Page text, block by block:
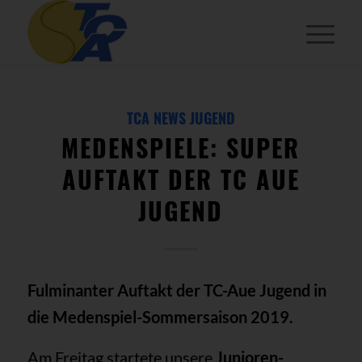
TCA NEWS JUGEND
MEDENSPIELE: SUPER
AUFTAKT DER TC AUE
JUGEND
Fulminanter Auftakt der TC-Aue Jugend in
die Medenspiel-Sommersaison 2019.
Am Freitag startete unsere Junioren-